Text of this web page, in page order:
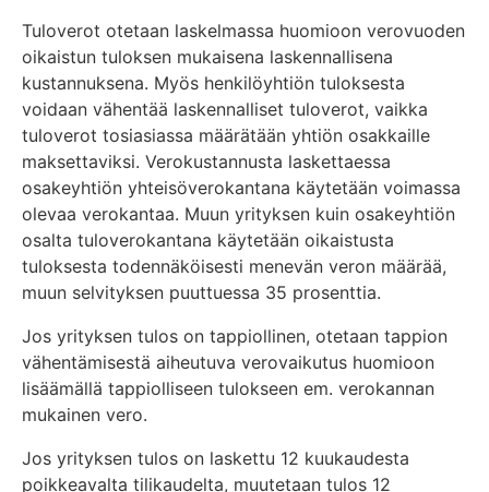
Tuloverot otetaan laskelmassa huomioon verovuoden
oikaistun tuloksen mukaisena laskennallisena
kustannuksena. Myös henkilöyhtiön tuloksesta
voidaan vähentää laskennalliset tuloverot, vaikka
tuloverot tosiasiassa määrätään yhtiön osakkaille
maksettaviksi. Verokustannusta laskettaessa
osakeyhtiön yhteisöverokantana käytetään voimassa
olevaa verokantaa. Muun yrityksen kuin osakeyhtiön
osalta tuloverokantana käytetään oikaistusta
tuloksesta todennäköisesti menevän veron määrää,
muun selvityksen puuttuessa 35 prosenttia.
Jos yrityksen tulos on tappiollinen, otetaan tappion
vähentämisestä aiheutuva verovaikutus huomioon
lisäämällä tappiolliseen tulokseen em. verokannan
mukainen vero.
Jos yrityksen tulos on laskettu 12 kuukaudesta
poikkeavalta tilikaudelta, muutetaan tulos 12